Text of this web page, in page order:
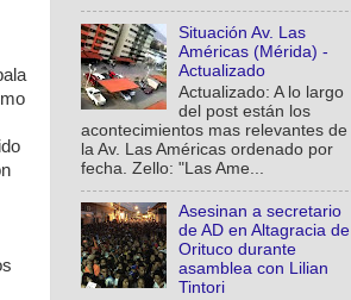
Situación Av. Las
Américas (Mérida) -
Actualizado
Actualizado: A lo largo
del post están los
acontecimientos mas relevantes de
la Av. Las Américas ordenado por
fecha. Zello: "Las Ame...
Asesinan a secretario
de AD en Altagracia de
Orituco durante
asamblea con Lilian
Tintori